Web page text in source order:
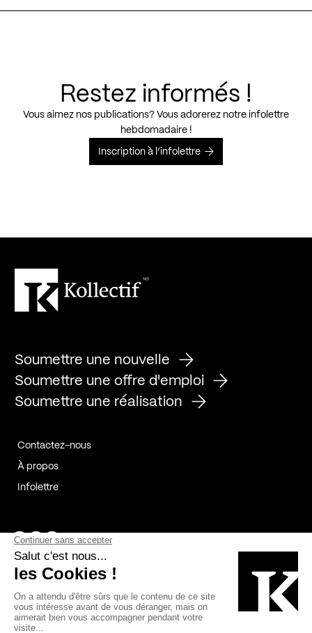
Restez informés !
Vous aimez nos publications? Vous adorerez notre infolettre
hebdomadaire !
Inscription à l’infolettre
Soumettre une nouvelle
Soumettre une offre d'emploi
Soumettre une réalisation
Contactez-nous
À propos
Infolettre
Page Facebook de Kollectif
Page Instagram de Kollectif
Page Linkedin de Kollectif